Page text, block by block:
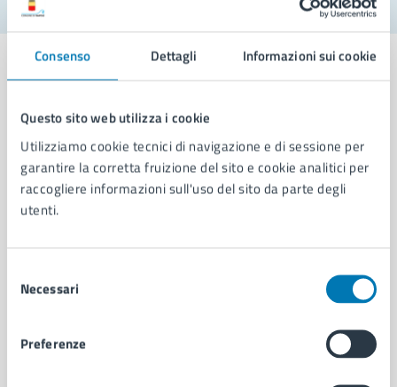
Consenso Dettagli Informazioni sui cookie
Questo sito web utilizza i cookie
Utilizziamo cookie tecnici di navigazione e di sessione per
garantire la corretta fruizione del sito e cookie analitici per
raccogliere informazioni sull'uso del sito da parte degli
utenti.
delNecessari
Preferenze
Comune di Napoli
AMMINISTRAZIONE
Aree amministrative
Enti e fondazioni
Personale amministrativo